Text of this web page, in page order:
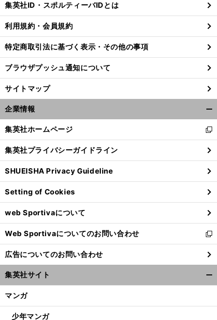
】 229 回 【
他
サポ夫婦 】
第231回
る
集英社ID・スポルティーバIDとは
利用規約・会員規約
特定商取引法に基づく表示・その他の事項
ブラウザプッシュ通知について
サイトマップ
企業情報
閉
る
集英社ホームページ
新
し
い
ウ
ィ
ン
ド
ウ
で
開
く
集英社プライバシーガイドライン
SHUEISHA Privacy Guideline
Setting of Cookies
web Sportivaについて
Web Sportivaについてのお問い合わせ
新
し
い
ウ
ィ
ン
ウ
広告についてのお問い合わせ
集英社サイト
マンガ
少年マンガ